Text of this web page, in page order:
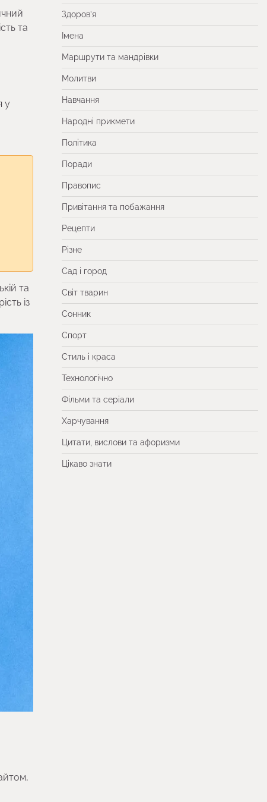
та
у
та
із
Здоров’я
Імена
Маршрути та мандрівки
Молитви
Навчання
Народні прикмети
Політика
Поради
Правопис
Привітання та побажання
Рецепти
Різне
Сад і город
Світ тварин
Сонник
Спорт
Стиль і краса
Технологічно
Фільми та серіали
Харчування
Цитати, вислови та афоризми
Цікаво знати